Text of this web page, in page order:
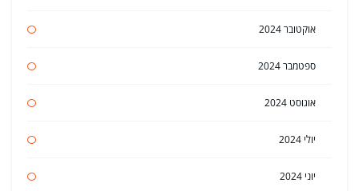
אוקטובר 2024
ספטמבר 2024
אוגוסט 2024
יולי 2024
יוני 2024